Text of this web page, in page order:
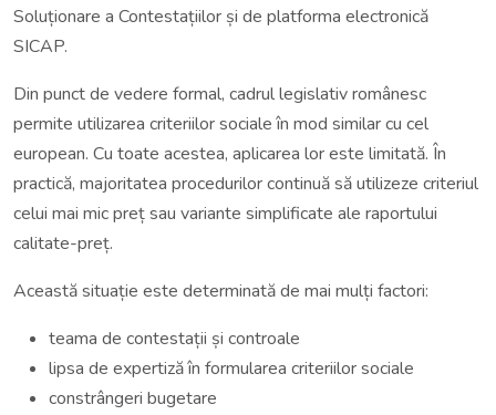
Soluționare a Contestațiilor și de platforma electronică
SICAP.
Din punct de vedere formal, cadrul legislativ românesc
permite utilizarea criteriilor sociale în mod similar cu cel
european. Cu toate acestea, aplicarea lor este limitată. În
practică, majoritatea procedurilor continuă să utilizeze criteriul
celui mai mic preț sau variante simplificate ale raportului
calitate-preț.
Această situație este determinată de mai mulți factori:
teama de contestații și controale
lipsa de expertiză în formularea criteriilor sociale
constrângeri bugetare